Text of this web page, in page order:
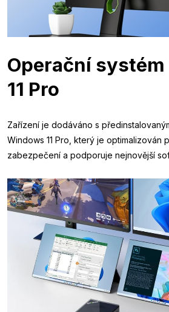
Operační
11 Pro
Zařízení je dodáváno s
Windows 11 Pro, který je optimalizován
zabezpečení a podporuje nejnovější